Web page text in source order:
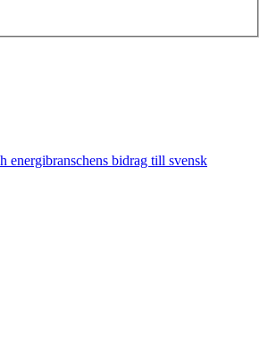
energibranschens bidrag till svensk